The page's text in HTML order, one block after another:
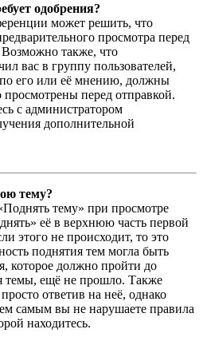
одобрения?
может решить, что
просмотра перед
также, что
вас в группу пользователей,
его или её мнению, должны
просмотрены перед отправкой.
с администратором
дополнительной
тему?
тему» при просмотре
её в верхнюю часть первой
этого не происходит, то это
поднятия тем могла быть
которое должно пройти до
темы, ещё не прошло. Также
ответив на неё, однако
самым вы не нарушаете правила
находитесь.